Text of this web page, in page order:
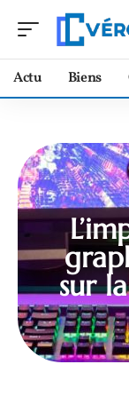
Actu Biens
sur